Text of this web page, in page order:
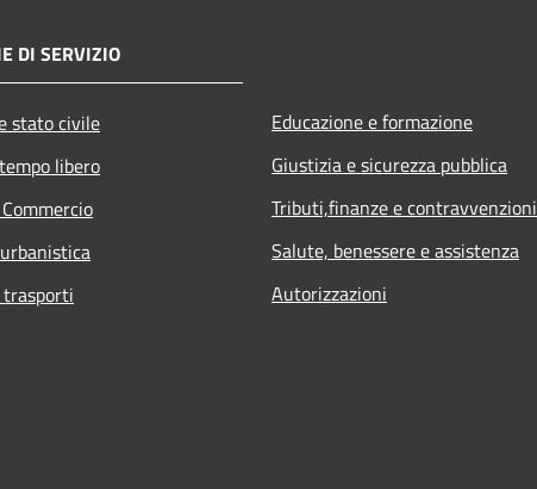
DI SERVIZIO
stato civile
libero
Educazione e formazione
Giustizia e sicurezza pubblica
Tributi,finanze e contravvenzioni
Salute, benessere e assistenza
Autorizzazioni